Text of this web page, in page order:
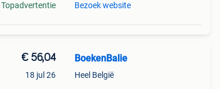
Topadvertentie Bezoek website
€ 56,04
18 jul 26
BoekenBalie
Heel België